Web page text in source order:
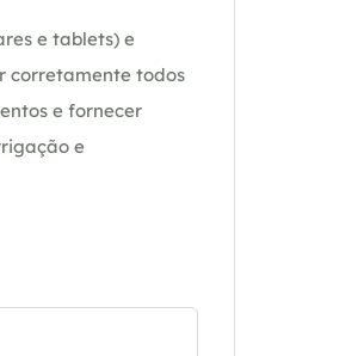
e tablets) e
corretamente todos
e fornecer
e